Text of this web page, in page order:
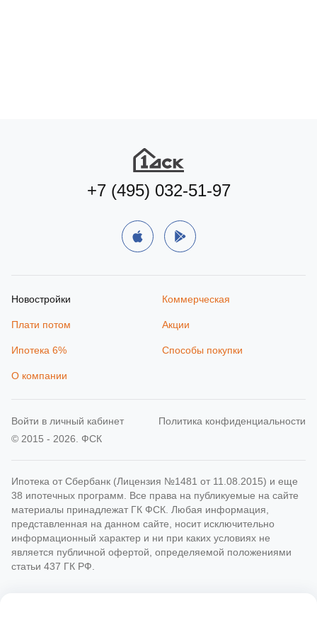
+7 (495) 032-51-97
Новостройки Коммерческая
Плати потом Акции
Ипотека 6% Способы покупки
О компании
© 2015 - 2026. ФСК
Политика конфиденциальности
Ипотека от Сбербанк (Лицензия №1481 от 11.08.2015) и еще
38 ипотечных программ. Все права на публикуемые на сайте
материалы принадлежат ГК ФСК. Любая информация,
представленная на данном сайте, носит исключительно
информационный характер и ни при каких условиях не
является публичной офертой, определяемой положениями
статьи 437 ГК РФ.
Войти в личный кабинет